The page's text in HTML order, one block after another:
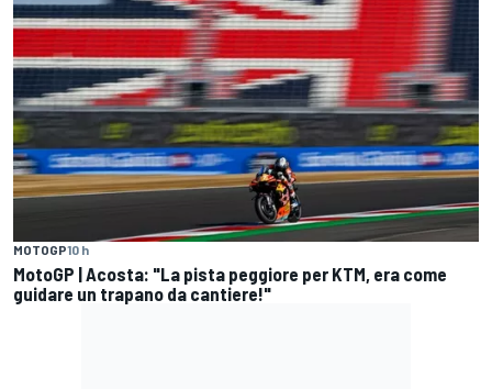
MOTOGP10 h
MotoGP | Acosta: "La pista peggiore per KTM, era come
guidare un trapano da cantiere!"